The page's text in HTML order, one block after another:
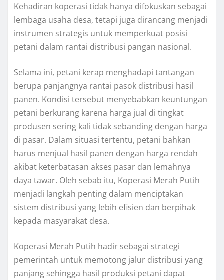
Kehadiran koperasi tidak hanya difokuskan sebagai
lembaga usaha desa, tetapi juga dirancang menjadi
instrumen strategis untuk memperkuat posisi
petani dalam rantai distribusi pangan nasional.
Selama ini, petani kerap menghadapi tantangan
berupa panjangnya rantai pasok distribusi hasil
panen. Kondisi tersebut menyebabkan keuntungan
petani berkurang karena harga jual di tingkat
produsen sering kali tidak sebanding dengan harga
di pasar. Dalam situasi tertentu, petani bahkan
harus menjual hasil panen dengan harga rendah
akibat keterbatasan akses pasar dan lemahnya
daya tawar. Oleh sebab itu, Koperasi Merah Putih
menjadi langkah penting dalam menciptakan
sistem distribusi yang lebih efisien dan berpihak
kepada masyarakat desa.
Koperasi Merah Putih hadir sebagai strategi
pemerintah untuk memotong jalur distribusi yang
panjang sehingga hasil produksi petani dapat